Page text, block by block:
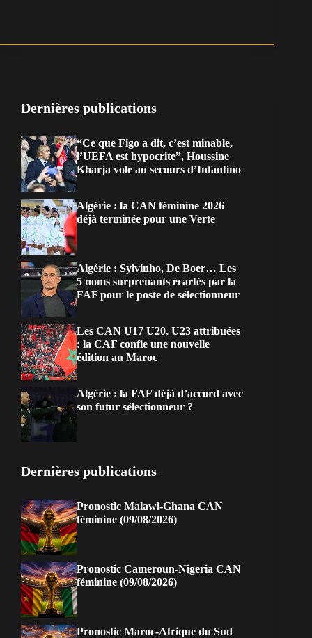
Dernières publications
“Ce que Figo a dit, c’est minable,
l’UEFA est hypocrite”, Houssine
Kharja vole au secours d’Infantino
Algérie : la CAN féminine 2026
déjà terminée pour une Verte
Algérie : Sylvinho, De Boer… Les
5 noms surprenants écartés par la
FAF pour le poste de sélectionneur
Les CAN U17 U20, U23 attribuées
: la CAF confie une nouvelle
édition au Maroc
Algérie : la FAF déjà d’accord avec
son futur sélectionneur ?
Dernières publications
Pronostic Malawi-Ghana CAN
féminine (09/08/2026)
Pronostic Cameroun-Nigeria CAN
féminine (09/08/2026)
Pronostic Maroc-Afrique du Sud